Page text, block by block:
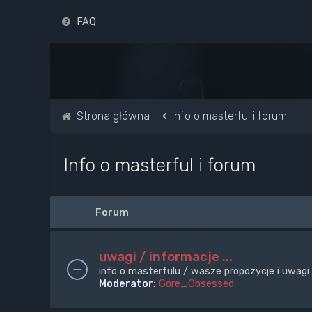
FAQ
Strona główna Info o masterful i forum
Info o masterful i forum
Forum
uwagi / informacje ...
info o masterfulu / wasze propozycje i uwagi
Moderator: Gore_Obsessed